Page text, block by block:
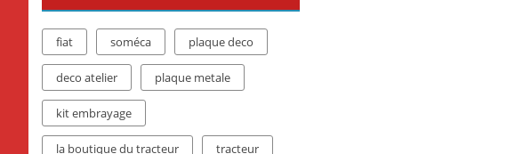
fiat soméca plaque deco
deco atelier plaque metale
kit embrayage
la boutique du tracteur tracteur